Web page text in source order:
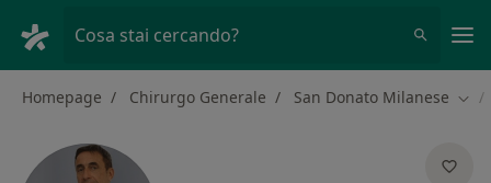
Cosa stai cercando?
Homepage Chirurgo Generale San Donato Milanese